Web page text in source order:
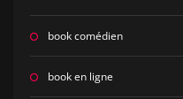
book comédien
book en ligne